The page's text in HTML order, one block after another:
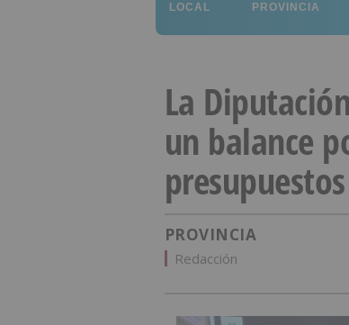
LOCAL PROVINCIA
La
un balance
PROVINCIA
Redacción